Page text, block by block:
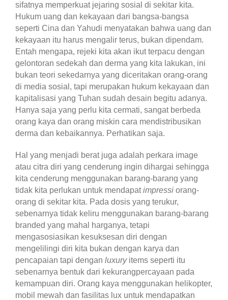
sifatnya memperkuat jejaring sosial di sekitar kita.
Hukum uang dan kekayaan dari bangsa-bangsa
seperti Cina dan Yahudi menyatakan bahwa uang dan
kekayaan itu harus mengalir terus, bukan dipendam.
Entah mengapa, rejeki kita akan ikut terpacu dengan
gelontoran sedekah dan derma yang kita lakukan, ini
bukan teori sekedarnya yang diceritakan orang-orang
di media sosial, tapi merupakan hukum kekayaan dan
kapitalisasi yang Tuhan sudah desain begitu adanya.
Hanya saja yang perlu kita cermati, sangat berbeda
orang kaya dan orang miskin cara mendistribusikan
derma dan kebaikannya. Perhatikan saja.
Hal yang menjadi berat juga adalah perkara image
atau citra diri yang cenderung ingin dihargai sehingga
kita cenderung menggunakan barang-barang yang
tidak kita perlukan untuk mendapatimpressi orang-
orang di sekitar kita. Pada dosis yang terukur,
sebenarnya tidak keliru menggunakan barang-barang
branded yang mahal harganya, tetapi
mengasosiasikan kesuksesan diri dengan
mengelilingi diri kita bukan dengan karya dan
pencapaian tapi dengan luxuryitems seperti itu
sebenarnya bentuk dari kekurangpercayaan pada
kemampuan diri. Orang kaya menggunakan helikopter,
mobil mewah dan fasilitas lux untuk mendapatkan